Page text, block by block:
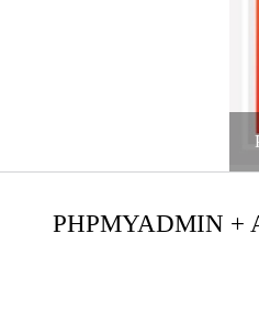
PHPMYADMIN +